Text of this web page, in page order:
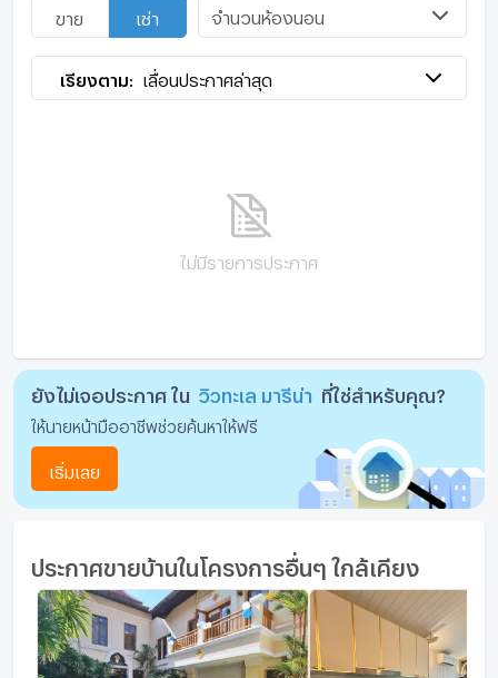
ขาย เช่า จำนวนห้องนอน
เรียงตาม: เลื่อนประกาศล่าสุด
ไม่มีรายการประกาศ
ยังไม่เจอประกาศ ใน วิวทะเล มารีน่า ที่ใช่สำหรับคุณ?
ให้นายหน้ามืออาชีพช่วยค้นหาให้ฟรี
เริ่มเลย
ประกาศขายบ้านในโครงการอื่นๆ ใกล้เคียง